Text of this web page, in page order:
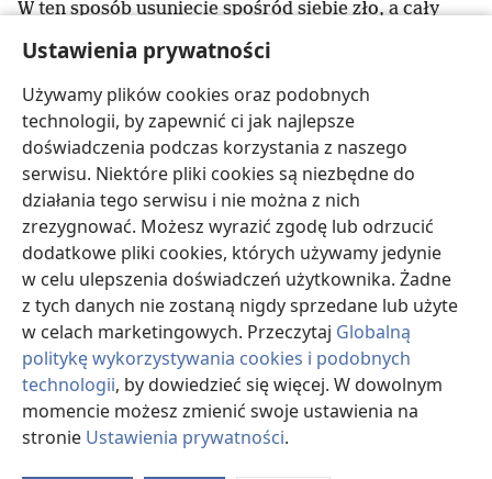
Ustawienia prywatności
Używamy plików cookies oraz podobnych
technologii, by zapewnić ci jak najlepsze
doświadczenia podczas korzystania z naszego
serwisu. Niektóre pliki cookies są niezbędne do
działania tego serwisu i nie można z nich
zrezygnować. Możesz wyrazić zgodę lub odrzucić
dodatkowe pliki cookies, których używamy jedynie
w celu ulepszenia doświadczeń użytkownika. Żadne
z tych danych nie zostaną nigdy sprzedane lub użyte
w celach marketingowych. Przeczytaj Globalną
politykę wykorzystywania cookies i podobnych
technologii, by dowiedzieć się więcej. W dowolnym
momencie możesz zmienić swoje ustawienia na
stronie Ustawienia prywatności.
W ten sposób usuniecie spośród siebie zło, a cały
Izrael usłyszy o tym i będzie się bał
22
„Jeśli ktoś popełni grzech zasługujący na
wyrok śmierci i zostanie uśmiercony s , i zawieszony
na palu t , 23 to jego zwłoki nie mogą pozostać na
palu przez całą noc u . Koniecznie pochowajcie go
w tym samym dniu, bo ten, kto zawisł na palu, jest
przeklęty przez Boga v . Nie wolno wam kalać ziemi,
którą Jehowa, wasz Bóg, daje wam jako dziedzictwo
w .
Wstecz Dalej